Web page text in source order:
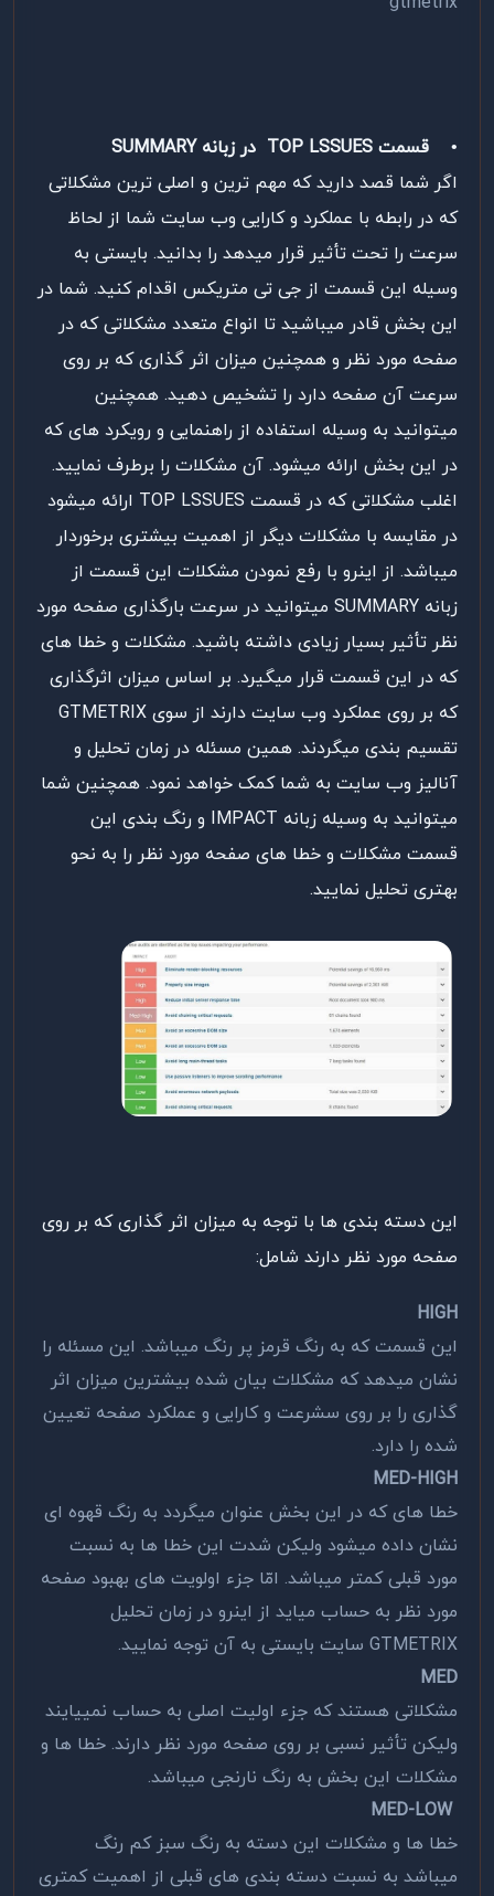
•
قسمت TOP LSSUES در زبانه SUMMARY
اگر شما قصد دارید که مهم ترین و اصلی ترین مشکلاتی
که در رابطه با عملکرد و کارایی وب سایت شما از لحاظ
سرعت را تحت تأثیر قرار میدهد را بدانید. بایستی به
وسیله این قسمت از جی تی متریکس اقدام کنید. شما در
این بخش قادر میباشید تا انواع متعدد مشکلاتی که در
صفحه مورد نظر و همچنین میزان اثر گذاری که بر روی
سرعت آن صفحه دارد را تشخیص دهید. همچنین
میتوانید به وسیله استفاده از راهنمایی و رویکرد های که
در این بخش ارائه میشود. آن مشکلات را برطرف نمایید.
اغلب مشکلاتی که در قسمت TOP LSSUES ارائه میشود
در مقایسه با مشکلات دیگر از اهمیت بیشتری برخوردار
میباشد. از اینرو با رفع نمودن مشکلات این قسمت از
زبانه SUMMARY میتوانید در سرعت بارگذاری صفحه مورد
نظر تأثیر بسیار زیادی داشته باشید. مشکلات و خطا های
که در این قسمت قرار میگیرد. بر اساس میزان اثرگذاری
که بر روی عملکرد وب سایت دارند از سوی GTMETRIX
تقسیم بندی میگردند. همین مسئله در زمان تحلیل و
آنالیز وب سایت به شما کمک خواهد نمود. همچنین شما
میتوانید به وسیله زبانه IMPACT و رنگ بندی این
قسمت مشکلات و خطا های صفحه مورد نظر را به نحو
بهتری تحلیل نمایید.
این دسته بندی ها با توجه به میزان اثر گذاری که بر روی
صفحه مورد نظر دارند شامل:
HIGH
این قسمت که به رنگ قرمز پر رنگ میباشد. این مسئله را
نشان میدهد که مشکلات بیان شده بیشترین میزان اثر
گذاری را بر روی سشرعت و کارایی و عملکرد صفحه تعیین
شده را دارد.
MED-HIGH
خطا های که در این بخش عنوان میگردد به رنگ قهوه ای
نشان داده میشود ولیکن شدت این خطا ها به نسبت
مورد قبلی کمتر میباشد. امّا جزء اولویت های بهبود صفحه
مورد نظر به حساب میاید از اینرو در زمان تحلیل
GTMETRIX سایت بایستی به آن توجه نمایید.
MED
مشکلاتی هستند که جزء اولیت اصلی به حساب نمییایند
ولیکن تأثیر نسبی بر روی صفحه مورد نظر دارند. خطا ها و
مشکلات این بخش به رنگ نارنجی میباشد.
MED-LOW
خطا ها و مشکلات این دسته به رنگ سبز کم رنگ
میباشد به نسبت دسته بندی های قبلی از اهمیت کمتری